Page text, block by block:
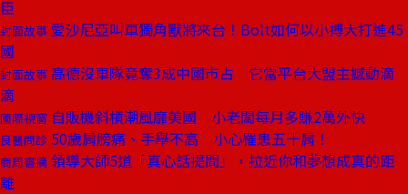
臣
封面故事 愛沙尼亞叫車獨角獸將來台！Bolt如何以小搏大打進45
國
封面故事 高德沒車隊竟奪3成中國市占 它當平台大盟主撼動滴
滴
國際視窗 自販機斜槓潮風靡美國 小老闆每月多賺2萬外快
良醫問診 50歲肩膀痛、手舉不高 小心罹患五十肩！
商周書摘 領導大師5道「真心話提問」，拉近你和夢想成真的距
離